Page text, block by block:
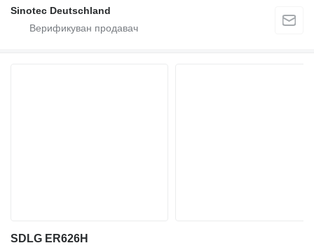
Sinotec Deutschland
SDLG ER626H